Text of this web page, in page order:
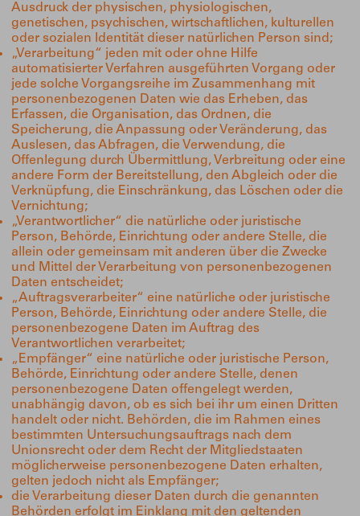
Ausdruck der physischen, physiologischen,
genetischen, psychischen, wirtschaftlichen, kulturellen
oder sozialen Identität dieser natürlichen Person sind;
„Verarbeitung“ jeden mit oder ohne Hilfe
automatisierter Verfahren ausgeführten Vorgang oder
jede solche Vorgangsreihe im Zusammenhang mit
personenbezogenen Daten wie das Erheben, das
Erfassen, die Organisation, das Ordnen, die
Speicherung, die Anpassung oder Veränderung, das
Auslesen, das Abfragen, die Verwendung, die
Offenlegung durch Übermittlung, Verbreitung oder eine
andere Form der Bereitstellung, den Abgleich oder die
Verknüpfung, die Einschränkung, das Löschen oder die
Vernichtung;
„Verantwortlicher“ die natürliche oder juristische
Person, Behörde, Einrichtung oder andere Stelle, die
allein oder gemeinsam mit anderen über die Zwecke
und Mittel der Verarbeitung von personenbezogenen
Daten entscheidet;
„Auftragsverarbeiter“ eine natürliche oder juristische
Person, Behörde, Einrichtung oder andere Stelle, die
personenbezogene Daten im Auftrag des
Verantwortlichen verarbeitet;
„Empfänger“ eine natürliche oder juristische Person,
Behörde, Einrichtung oder andere Stelle, denen
personenbezogene Daten offengelegt werden,
unabhängig davon, ob es sich bei ihr um einen Dritten
handelt oder nicht. Behörden, die im Rahmen eines
bestimmten Untersuchungsauftrags nach dem
Unionsrecht oder dem Recht der Mitgliedstaaten
möglicherweise personenbezogene Daten erhalten,
gelten jedoch nicht als Empfänger;
die Verarbeitung dieser Daten durch die genannten
Behörden erfolgt im Einklang mit den geltenden